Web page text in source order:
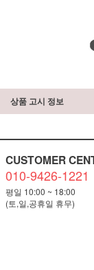
상품 고시 정보
CUSTOMER
010-9426-1221
평일 10:00 ~ 18:00
(토,일,공휴일 휴무)